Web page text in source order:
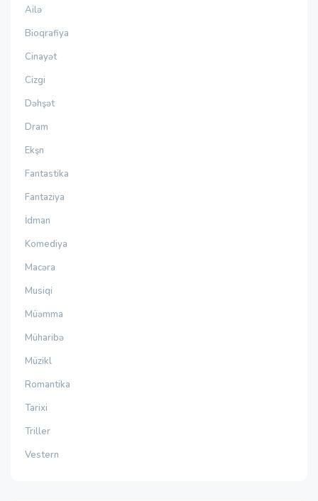
Ailə
Bioqrafiya
Cinayət
Cizgi
Dəhşət
Dram
Ekşn
Fantastika
Fantaziya
İdman
Komediya
Macəra
Musiqi
Müəmma
Müharibə
Müzikl
Romantika
Tarixi
Triller
Vestern